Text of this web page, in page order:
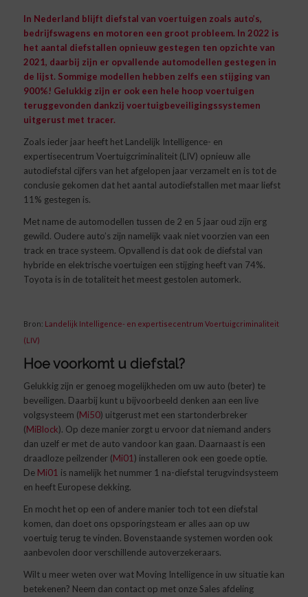
In Nederland blijft diefstal van voertuigen zoals auto’s,
bedrijfswagens en motoren een groot probleem. In 2022 is
het aantal diefstallen opnieuw gestegen ten opzichte van
2021, daarbij zijn er opvallende automodellen gestegen in
de lijst. Sommige modellen hebben zelfs een stijging van
900%! Gelukkig zijn er ook een hele hoop voertuigen
teruggevonden dankzij voertuigbeveiligingssystemen
uitgerust met tracer.
Zoals ieder jaar heeft het Landelijk Intelligence- en
expertisecentrum Voertuigcriminaliteit (LIV) opnieuw alle
autodiefstal cijfers van het afgelopen jaar verzamelt en is tot de
conclusie gekomen dat het aantal autodiefstallen met maar liefst
11% gestegen is.
Met name de automodellen tussen de 2 en 5 jaar oud zijn erg
gewild. Oudere auto’s zijn namelijk vaak niet voorzien van een
track en trace systeem. Opvallend is dat ook de diefstal van
hybride en elektrische voertuigen een stijging heeft van 74%.
Toyota is in de totaliteit het meest gestolen automerk.
Bron: Landelijk Intelligence- en expertisecentrum Voertuigcriminaliteit
(LIV)
Hoe voorkomt u diefstal?
Gelukkig zijn er genoeg mogelijkheden om uw auto (beter) te
beveiligen. Daarbij kunt u bijvoorbeeld denken aan een live
volgsysteem (Mi50) uitgerust met een startonderbreker
(MiBlock). Op deze manier zorgt u ervoor dat niemand anders
dan uzelf er met de auto vandoor kan gaan. Daarnaast is een
draadloze peilzender (Mi01) installeren ook een goede optie.
De Mi01 is namelijk het nummer 1 na-diefstal terugvindsysteem
en heeft Europese dekking.
En mocht het op een of andere manier toch tot een diefstal
komen, dan doet ons opsporingsteam er alles aan op uw
voertuig terug te vinden. Bovenstaande systemen worden ook
aanbevolen door verschillende autoverzekeraars.
Wilt u meer weten over wat Moving Intelligence in uw situatie kan
betekenen? Neem dan contact op met onze Sales afdeling